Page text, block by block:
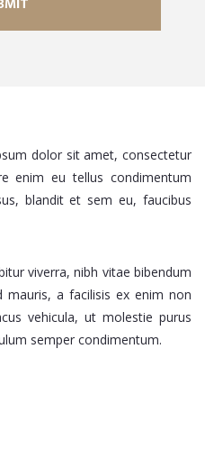
dolor sit amet, consectetur
enim eu tellus condimentum
blandit et sem eu, faucibus
viverra, nibh vitae bibendum
a facilisis ex enim non
vehicula, ut molestie purus
semper condimentum.